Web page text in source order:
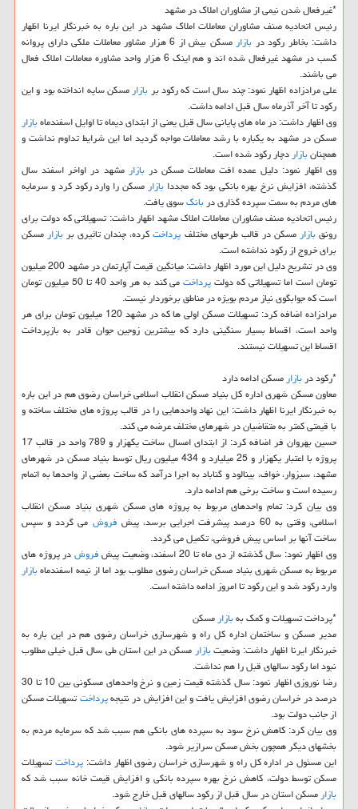
*غیرفعال شدن نیمی از مشاوران املاك در مشهد
رئیس اتحادیه صنف مشاوران معاملات املاك مشهد در این باره به خبرنگار ایرنا اظهار
داشت: بخاطر ركود در بازار
مسكن بیش از 6 هزار مشاور معاملات ملكی دارای پروانه
كسب در مشهد غیرفعال شده اند و هم اینك 6 هزار واحد مشاوره معاملات املاك فعال
می باشند.
علی مرادزاده اظهار نمود: چند سال است كه ركود بربازارمسكن سایه انداخته بود و این
ركود تا آخر آذرماه سال قبل ادامه داشت.
وی اظهار داشت: در ماه های پایانی سال قبل یعنی از ابتدای دیماه تا اوایل اسفندماهبازار
مسكن در مشهد به یكباره با رشد معاملات مواجه گردید اما این شرایط تداوم نداشت و
همچنانبازاردچار ركود شده است.
وی اظهار نمود: دلیل عمده افت معاملات مسكن دربازار مشهد در اواخر اسفند سال
گذشته، افزایش نرخ بهره بانكی بود كه مجددا بازارمسكن را وارد ركود كرد و سرمایه
های مردم به سمت سپرده گذاری دربانكسوق یافت.
رئیس اتحادیه صنف مشاوران معاملات املاك مشهد اظهار داشت: تسهیلاتی كه دولت برای
رونقبازارمسكن در قالب طرحهای مختلف پرداختكرده، چندان تاثیری بربازارمسكن
برای خروج از ركود نداشته است.
وی در تشریح دلیل این مورد اظهار داشت: میانگین قیمت آپارتمان در مشهد 200 میلیون
تومان است اما تسهیلاتی كه دولتپرداخت
می كند به هر واحد 40 تا 50 میلیون تومان
است كه جوابگوی نیاز مردم بویژه در مناطق برخوردار نیست.
مرادزاده اضافه كرد: تسهیلات مسكن اولی ها كه در مشهد 120 میلیون تومان برای هر
واحد است، اقساط بسیار سنگینی دارد كه بیشترین زوجین جوان قادر به بازپرداخت
اقساط این تسهیلات نیستند.
*ركود دربازارمسكن ادامه دارد
معاون مسكن شهری اداره كل بنیاد مسكن انقلاب اسلامی خراسان رضوی هم در این باره
به خبرنگار ایرنا اظهار داشت: این نهاد واحدهایی را در قالب پروژه های مختلف ساخته و
با قیمتی كمتر به متقاضیان در شهرهای مختلف عرضه می كند.
حسین بهروان فر اضافه كرد: از ابتدای امسال ساخت یكهزار و 789 واحد در قالب 17
پروژه با اعتبار یكهزار و 25 میلیارد و 434 میلیون ریال توسط بنیاد مسكن در شهرهای
مشهد، سبزوار، خواف، بینالود و گناباد به اجرا درآمد كه ساخت بعضی از واحدها به اتمام
رسیده است و ساخت برخی هم ادامه دارد.
وی بیان كرد: تمام واحدهای مربوط به پروژه های مسكن شهری بنیاد مسكن انقلاب
اسلامی، وقتی به 60 درصد پیشرفت اجرایی برسد، پیش
فروش می گردد و سپس
ساخت آنها بر اساس پیش فروشی، تكمیل می گردد.
وی اظهار نمود: سال گذشته از دی ماه تا 20 اسفند، وضعیت پیش
فروشدر پروژه های
مربوط به مسكن شهری بنیاد مسكن خراسان رضوی مطلوب بود اما از نیمه اسفندماهبازار
وارد ركود شد و این ركود تا امروز ادامه داشته است.
*پرداخت تسهیلات و كمك بهبازارمسكن
مدیر مسكن و ساختمان اداره كل راه و شهرسازی خراسان رضوی هم در این باره به
خبرنگار ایرنا اظهار داشت: وضعیتبازارمسكن در این استان طی سال قبل خیلی مطلوب
نبود اما ركود سالهای قبل را هم نداشت.
رضا نوروزی اظهار نمود: سال گذشته قیمت زمین و نرخ واحدهای مسكونی بین 10 تا 30
درصد در خراسان رضوی افزایش یافت و این افزایش در نتیجهپرداختتسهیلات مسكن
از جانب دولت بود.
وی بیان كرد: كاهش نرخ سود به سپرده های بانكی هم سبب شد كه سرمایه مردم به
بخشهای دیگر همچون بخش مسكن سرازیر شود.
این مسئول در اداره كل راه و شهرسازی خراسان رضوی اظهار داشت:پرداختتسهیلات
مسكن توسط دولت، كاهش نرخ بهره سپرده بانكی و افزایش قیمت خانه سبب شد كه
بازارمسكن استان در سال قبل از ركود سالهای قبل خارج شود.